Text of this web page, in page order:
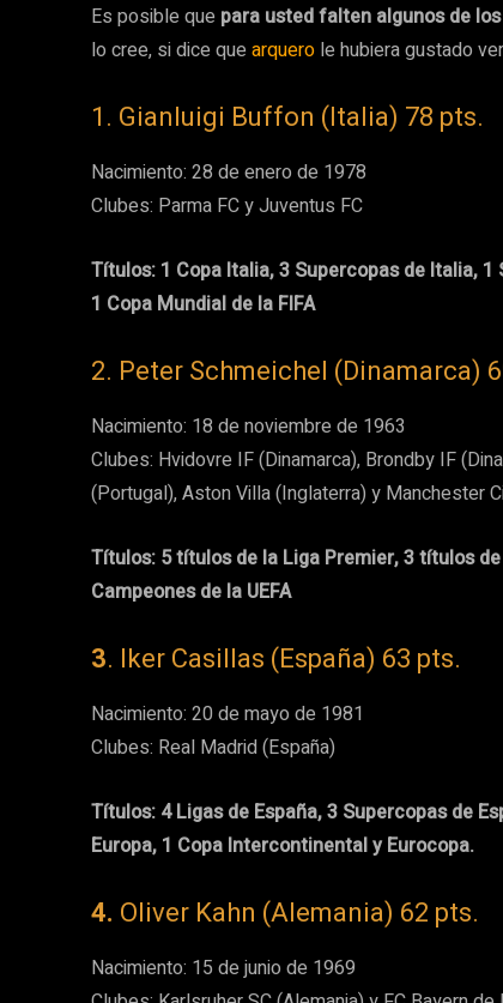
Es posible que para usted falten algunos de
lo cree, si dice que arquero le hubiera gustado
1. Gianluigi Buffon (Italia) 78 pts.
Nacimiento: 28 de enero de 1978
Clubes: Parma FC y Juventus FC
Títulos: 1 Copa Italia, 3 Supercopas de Italia, 1
1 Copa Mundial de la FIFA
2. Peter Schmeichel (Dinamarca)
Nacimiento: 18 de noviembre de 1963
Clubes: Hvidovre IF (Dinamarca), Brondby IF
(Portugal), Aston Villa (Inglaterra) y Manchester
Títulos: 5 títulos de la Liga Premier, 3 títulos
Campeones de la UEFA
3. Iker Casillas (España) 63 pts.
Nacimiento: 20 de mayo de 1981
Clubes: Real Madrid (España)
Títulos: 4 Ligas de España, 3 Supercopas de
Europa, 1 Copa Intercontinental y Eurocopa.
4. Oliver Kahn (Alemania) 62 pts.
Nacimiento: 15 de junio de 1969